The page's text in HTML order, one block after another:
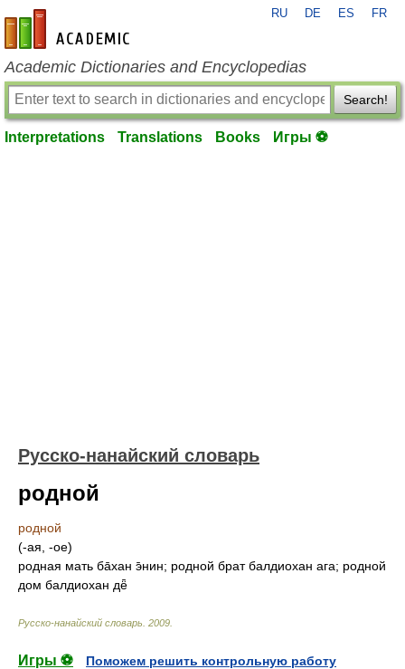
en-academic.com
RU DE ES FR
Academic Dictionaries and Encyclopedias
Search!
Interpretations Translations Books Игры ⚽
Русско-нанайский словарь
родной
родной
(-ая, -ое)
родная мать ба̄хан э̄нин; родной брат балдиохан ага; родной
дом балдиохан дё̄
Русско-нанайский словарь 2009
Игры ⚽
Поможем решить контрольную работу